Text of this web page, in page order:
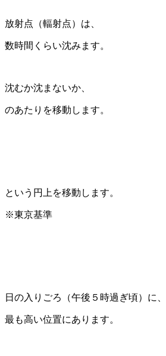
放射点（輻射点）は、
数時間くらい沈みます。
沈むか沈まないか、
のあたりを移動します。
という円上を移動します。
※東京基準
日の入りごろ（午後５時過ぎ頃）に、
最も高い位置にあります。